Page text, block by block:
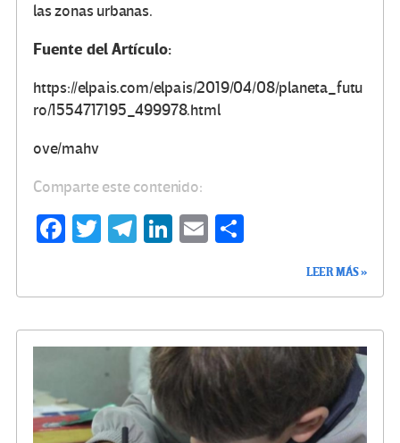
las zonas urbanas.
Fuente del Artículo:
https://elpais.com/elpais/2019/04/08/planeta_futu
ro/1554717195_499978.html
ove/mahv
Comparte este contenido:
Fa
o
T
Te
m
Li
n
E
ar
tir
LEER MÁS »